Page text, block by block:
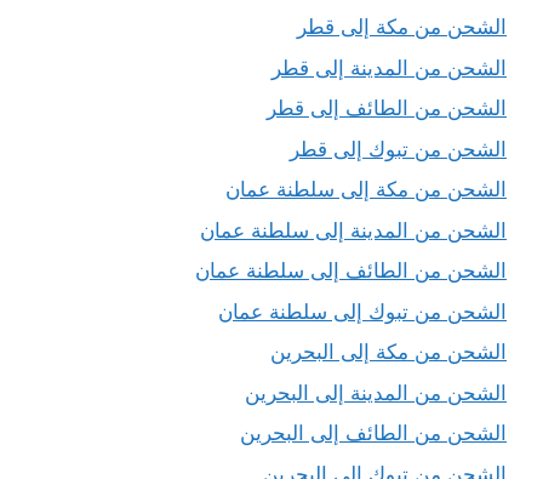
الشحن من مكة إلى قطر
الشحن من المدينة إلى قطر
الشحن من الطائف إلى قطر
الشحن من تبوك إلى قطر
الشحن من مكة إلى سلطنة عمان
الشحن من المدينة إلى سلطنة عمان
الشحن من الطائف إلى سلطنة عمان
الشحن من تبوك إلى سلطنة عمان
الشحن من مكة إلى البحرين
الشحن من المدينة إلى البحرين
الشحن من الطائف إلى البحرين
الشحن من تبوك إلى البحرين